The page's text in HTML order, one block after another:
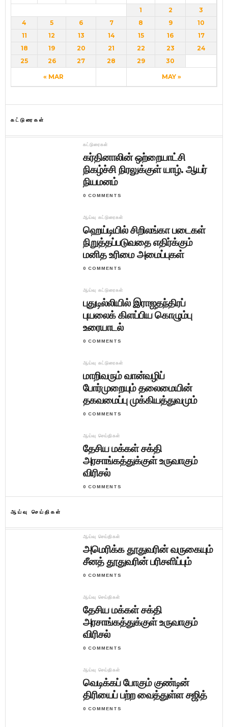
« MAR MAY »
1 2
3
4
5 6 7 8 9
10
11
12 13 14 15 16
17
18
19 20 21 22 23
24
25
26 27 28 29 30
கட்டுரைகள்
கட்டுரைகள்
கர்தினாலின் ஒற்றையாட்சி
நிகழ்ச்சி நிரலுக்குள் யாழ். ஆயர்
நியமனம்
0 COMMENTS
ஆய்வு கட்டுரைகள்
ஹெய்டியில் சிறிலங்கா படைகள்
நிறுத்தப்படுவதை எதிர்க்கும்
மனித உரிமை அமைப்புகள்
0 COMMENTS
ஆய்வு கட்டுரைகள்
புதுடில்லியில் இராஜதந்திரப்
புயலைக் கிளப்பிய கொழும்பு
உரையாடல்
0 COMMENTS
ஆய்வு கட்டுரைகள்
மாறிவரும் வான்வழிப்
போர்முறையும் தலைமையின்
தகவமைப்பு முக்கியத்துவமும்
0 COMMENTS
ஆய்வு செய்திகள்
தேசிய மக்கள் சக்தி
அரசாங்கத்துக்குள் உருவாகும்
விரிசல்
0 COMMENTS
ஆய்வு செய்திகள்
ஆய்வு செய்திகள்
அமெரிக்க தூதுவரின் வருகையும்
சீனத் தூதுவரின் பரிசளிப்பும்
0 COMMENTS
ஆய்வு செய்திகள்
தேசிய மக்கள் சக்தி
அரசாங்கத்துக்குள் உருவாகும்
விரிசல்
0 COMMENTS
ஆய்வு செய்திகள்
வெடிக்கப் போகும் குண்டின்
திரியைப் பற்ற வைத்துள்ள சஜித்
0 COMMENTS